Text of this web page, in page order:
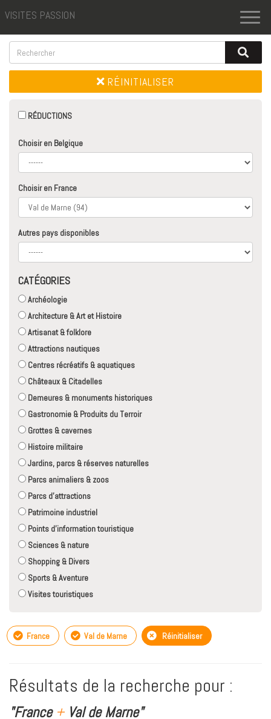
VISITES PASSION
RÉINITIALISER
RÉDUCTIONS
Choisir en Belgique
Choisir en France
Autres pays disponibles
CATÉGORIES
Archéologie
Architecture & Art et Histoire
Artisanat & folklore
Attractions nautiques
Centres récréatifs & aquatiques
Châteaux & Citadelles
Demeures & monuments historiques
Gastronomie & Produits du Terroir
Grottes & cavernes
Histoire militaire
Jardins, parcs & réserves naturelles
Parcs animaliers & zoos
Parcs d'attractions
Patrimoine industriel
Points d'information touristique
Sciences & nature
Shopping & Divers
Sports & Aventure
Visites touristiques
France Val de Marne Réinitialiser
Résultats de la recherche pour :
"France +Val de Marne"